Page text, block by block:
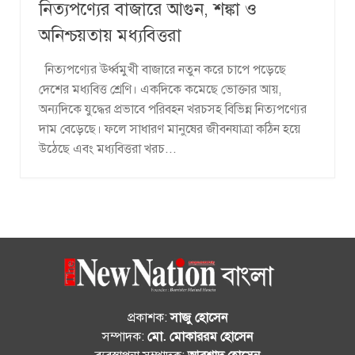
নিত্যপণ্যের বাজারে আগুন, শঙ্কা ও
অনিশ্চয়তায় মধ্যবিত্তরা
নিত্যপণ্যের ঊর্ধ্বমুখী বাজারে নতুন করে চাপে পড়েছে
দেশের মধ্যবিত্ত শ্রেণি। একদিকে কমেছে ভোক্তার আয়,
অন্যদিকে যুদ্ধের প্রভাবে পরিবহন খরচসহ বিভিন্ন নিত্যপণ্যের
দাম বেড়েছে। ফলে সাধারণ মানুষের জীবনযাত্রা কঠিন হয়ে
উঠেছে এবং মধ্যবিত্তরা খরচ...
প্রকাশক:সাজু হোসেন
সম্পাদক: মো. মোকাররম হোসেন